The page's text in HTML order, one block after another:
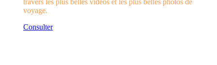
voyage.
Consulter